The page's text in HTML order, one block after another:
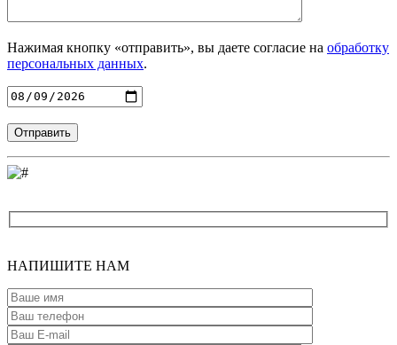
Нажимая кнопку «отправить», вы даете согласие на обработку
персональных данных.
Введите адрес
НАПИШИТЕ НАМ